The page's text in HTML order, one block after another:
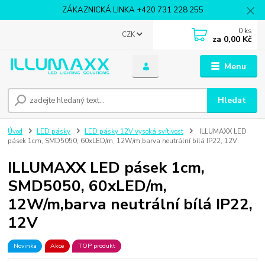
ZÁKAZNICKÁ LINKA +420 731 228 255
Menu
CZK
Hledat
0 ks
za 0,00 Kč
Úvod LED pásky LED pásky 12V vysoká svítivost
ILLUMAXX LED
pásek 1cm, SMD5050, 60xLED/m, 12W/m,barva neutrální bílá IP22, 12V
ILLUMAXX LED pásek 1cm,
SMD5050, 60xLED/m,
12W/m,barva neutrální bílá IP22,
12V
Novinka Akce TOP produkt